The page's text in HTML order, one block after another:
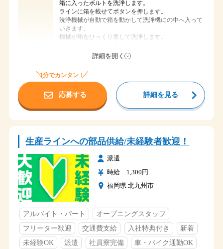
でも
2.5kmほどあります。（自転車があればラクラクで
す）
1週間ごとの2交替勤務を基本としています。
たとえば…
今週の月火水木金は【１】
土日はお休み！
来週の月火水木金は【２】
またまた土日はお休み！
再来週は【１】、その次は【２】、
次は【１】、次は【２】
そんな感じの出勤シフトですよ！
休日
原則は土日休み
祝日に関しては基本出勤なんです。
ごめんなさい！
そのかわり長期連休は、基本的に1週間ほどお休み
長期連休中にふだんなかなか行けない国内旅行や
ちょっとした海外旅行に行っているスタッフも！
※長期連休は
GW（4～5月）
夏季（8月）
箱に入ったボルトを洗浄します。
ラインに箱を載せてボタンを押します。
洗浄機械が自動で箱を動かして洗浄機にの中へ入って
いきます。
機械が箱をひっくり返して洗浄します。
ボルトが入った箱が出てきたら検査をして台車に積み
台車がいっぱいになったら新しい台車を用意して積ん
でいきます。
後は繰り返し同じ作業をおこないます。
勤務地 愛知県丹羽郡大口町
アクセス
桜の季節はお花見で賑わう五条川沿いに勤務地があり
ます。
メガドンキホーテUNY大口店を目印にして
五条川沿いを南方向へ1kmほど！
駅からの距離がかなりありますので、車やバイク・自
転車
での通勤の方が便利です。
【社員寮あります】
社員寮は勤務地のすぐ近く～ちょい近くで用意！
寮からは歩いて通勤 or 自転車通勤の方がほとんどで
す。
詳細を開く
1分でカンタン！
応募する 詳細を見る
生産ラインへの部品供給/未経験者歓迎！
派遣
時給 1,300円
福岡県 北九州市
アルバイト・パート
オープニングスタッフ
フリーター歓迎
交通費支給 入社特典付き
新着
未経験OK
派遣 社員寮完備
車・バイク通勤OK